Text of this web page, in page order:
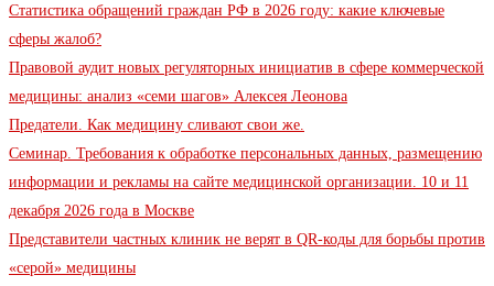
Статистика обращений граждан РФ в 2026 году: какие ключевые
сферы жалоб?
Правовой аудит новых регуляторных инициатив в сфере коммерческой
медицины: анализ «семи шагов» Алексея Леонова
Предатели. Как медицину сливают свои же.
Семинар. Требования к обработке персональных данных, размещению
информации и рекламы на сайте медицинской организации. 10 и 11
декабря 2026 года в Москве
Представители частных клиник не верят в QR-коды для борьбы против
«серой» медицины